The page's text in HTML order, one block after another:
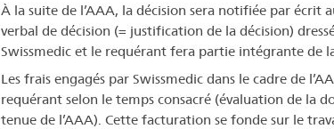
À la suite de l’AAA, la décision sera notifiée par écrit
verbal de décision (= justification de la décision)
Swissmedic et le requérant fera partie intégrante de
Les frais engagés par Swissmedic dans le cadre de
requérant selon le temps consacré (évaluation de la
tenue de l’AAA). Cette facturation se fonde sur le